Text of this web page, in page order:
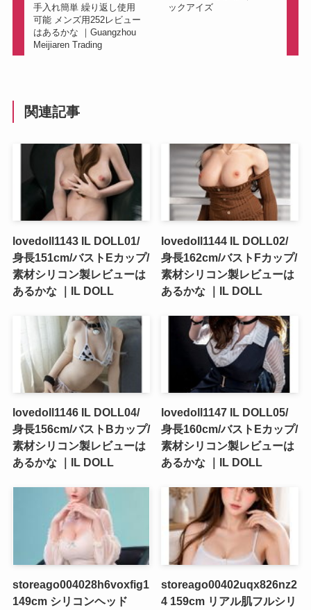
手入れ簡単 繰り返し使用
可能 メンズ用252レビュー
はあるかな ｜Guangzhou
Meijiaren Trading
ックアイズ
関連記事
lovedoll1143 IL DOLL01/
身長151cm/バストEカップ/
素材シリコン製レビューは
あるかな ｜IL DOLL
lovedoll1144 IL DOLL02/
身長162cm/バストFカップ/
素材シリコン製レビューは
あるかな ｜IL DOLL
lovedoll1146 IL DOLL04/
身長156cm/バストBカップ/
素材シリコン製レビューは
あるかな ｜IL DOLL
lovedoll1147 IL DOLL05/
身長160cm/バストEカップ/
素材シリコン製レビューは
あるかな ｜IL DOLL
storeago004028h6voxfig1
149cm シリコンヘッド
storeago00402uqx826nz2
4 159cm リアル肌フルシリ